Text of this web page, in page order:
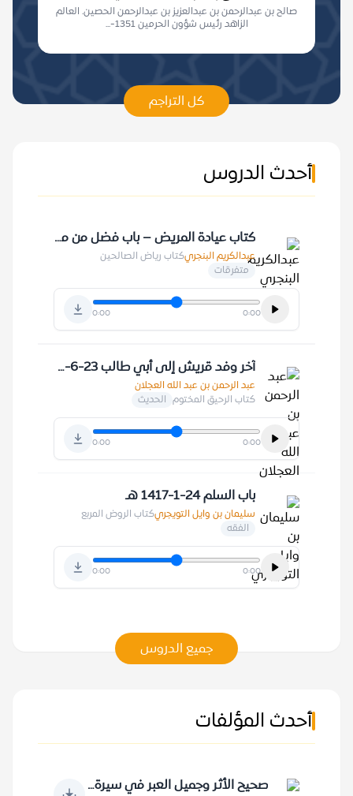
صالح بن عبدالرحمن بن عبدالعزيز بن عبدالرحمن الحصين. العالم
الزاهد رئيس شؤون الحرمين 1351-...
كل التراجم
أحدث الدروس
كتاب عيادة المريض – باب فضل من مات وله اولاد صغار 7-7-1409 هـ
عبدالكريم البنجريكتاب رياض الصالحين
متفرقات
0:00 0:00
آخر وفد قريش إلى أبي طالب 23-6-1426 هـ
عبد الرحمن بن عبد الله العجلان
كتاب الرحيق المختوم الحديث
0:00 0:00
باب السلم 24-1-1417 هـ
سليمان بن وايل التويجريكتاب الروض المربع
الفقه
0:00 0:00
جميع الدروس
أحدث المؤلفات
صحيح الأثر وجميل العبر في سيرة خير البشر